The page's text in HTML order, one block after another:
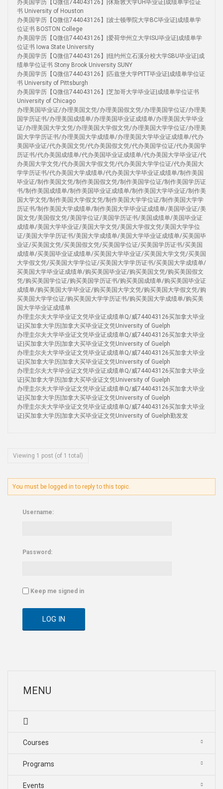
办美国学历【Q微信744043126】|休斯敦大学UH毕业证|成绩单学位证
书 University of Houston
办美国学历【Q微信744043126】|波士顿學院大学BC毕业证|成绩单学
位证书 BOSTON College
办美国学历【Q微信744043126】|爱荷华州立大学ISU毕业证|成绩单学
位证书 Iowa State University
办美国学历【Q微信744043126】|纽约州立石溪分校大学SBU毕业证|成
绩单学位证书 Stony Brook University SUNY
办美国学历【Q微信744043126】|匹兹堡大学PITT毕业证|成绩单学位证
书 University of Pittsburgh
办美国学历【Q微信744043126】|芝加哥大学毕业证|成绩单学位证书
University of Chicago
办理美国毕业证/办理美国文凭/办理美国假文凭/办理美国学位证/办理美
国学历证书/办理美国成绩单/办理美国毕业证成绩单/办理美国大学毕业
证/办理美国大学文凭/办理美国大学假文凭/办理美国大学学位证/办理美
国大学学历证书/办理美国大学成绩单/办理美国大学毕业证成绩单/代办
美国毕业证/代办美国文凭/代办美国假文凭/代办美国学位证/代办美国学
历证书/代办美国成绩单/代办美国毕业证成绩单/代办美国大学毕业证/代
办美国大学文凭/代办美国大学假文凭/代办美国大学学位证/代办美国大
学学历证书/代办美国大学成绩单/代办美国大学毕业证成绩单/制作美国
毕业证/制作美国文凭/制作美国假文凭/制作美国学位证/制作美国学历证
书/制作美国成绩单/制作美国毕业证成绩单/制作美国大学毕业证/制作美
国大学文凭/制作美国大学假文凭/制作美国大学学位证/制作美国大学学
历证书/制作美国大学成绩单/制作美国大学毕业证成绩单/美国毕业证/美
国文凭/美国假文凭/美国学位证/美国学历证书/美国成绩单/美国毕业证
成绩单/美国大学毕业证/美国大学文凭/美国大学假文凭/美国大学学位
证/美国大学学历证书/美国大学成绩单/美国大学毕业证成绩单/买美国毕
业证/买美国文凭/买美国假文凭/买美国学位证/买美国学历证书/买美国
成绩单/买美国毕业证成绩单/买美国大学毕业证/买美国大学文凭/买美国
大学假文凭/买美国大学学位证/买美国大学学历证书/买美国大学成绩单/
买美国大学毕业证成绩单/购买美国毕业证/购买美国文凭/购买美国假文
凭/购买美国学位证/购买美国学历证书/购买美国成绩单/购买美国毕业证
成绩单/购买美国大学毕业证/购买美国大学文凭/购买美国大学假文凭/购
买美国大学学位证/购买美国大学学历证书/购买美国大学成绩单/购买美
国大学毕业证成绩单
办理圭尔夫大学毕业证文凭毕业证成绩单Q/威744043126买加拿大毕业
证|买加拿大学历|加拿大买毕业证文凭University of Guelph
办理圭尔夫大学毕业证文凭毕业证成绩单Q/威744043126买加拿大毕业
证|买加拿大学历|加拿大买毕业证文凭University of Guelph
办理圭尔夫大学毕业证文凭毕业证成绩单Q/威744043126买加拿大毕业
证|买加拿大学历|加拿大买毕业证文凭University of Guelph
办理圭尔夫大学毕业证文凭毕业证成绩单Q/威744043126买加拿大毕业
证|买加拿大学历|加拿大买毕业证文凭University of Guelph
办理圭尔夫大学毕业证文凭毕业证成绩单Q/威744043126买加拿大毕业
证|买加拿大学历|加拿大买毕业证文凭University of Guelph
办理圭尔夫大学毕业证文凭毕业证成绩单Q/威744043126买加拿大毕业
证|买加拿大学历|加拿大买毕业证文凭University of Guelph勤发发
Viewing 1 post (of 1 total)
You must be logged in to reply to this topic.
Username:
Password:
Keep me signed in
LOG IN
MENU
Courses
Programs
Events